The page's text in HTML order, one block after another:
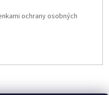
ochrany osobných